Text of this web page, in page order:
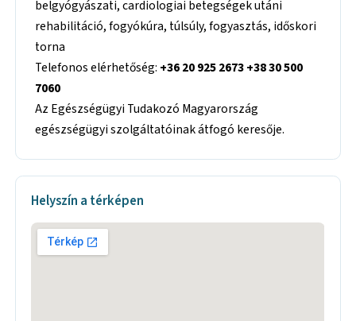
belgyógyászati, cardiologiai betegségek utáni
rehabilitáció, fogyókúra, túlsúly, fogyasztás, időskori
torna
Telefonos elérhetőség: +36 20 925 2673 +38 30 500
7060
Az Egészségügyi Tudakozó Magyarország
egészségügyi szolgáltatóinak átfogó keresője.
Helyszín a térképen